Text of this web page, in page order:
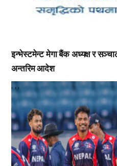
इन्भेस्टमेन्ट मेगा बैंक अध्यक्ष र
अन्तरिम आदेश
, , ,